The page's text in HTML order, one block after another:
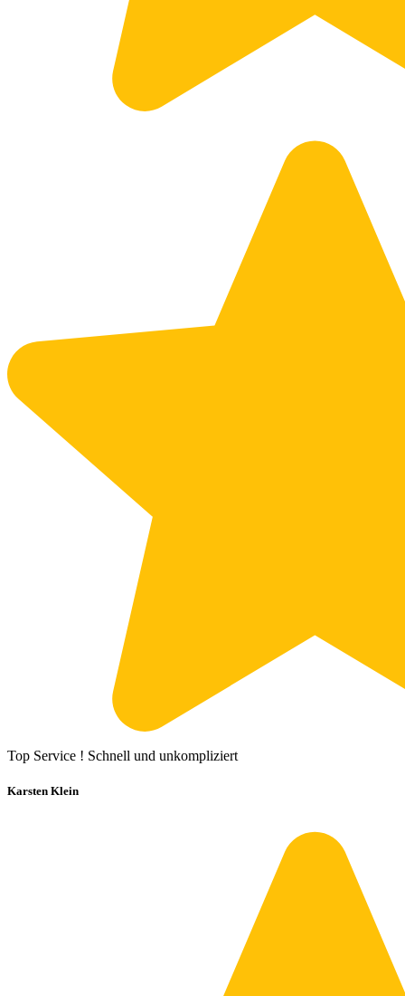
Top Service ! Schnell und unkompliziert
Karsten Klein